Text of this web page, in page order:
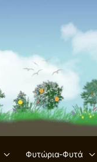
Φυτώρια-Φυτά